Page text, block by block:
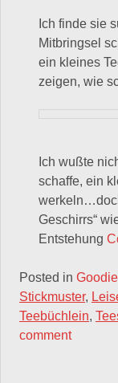
Ich finde sie
Mitbringsel
ein kleines
zeigen, wie
Ich wußte
schaffe, ein
Geschirrs“
Entstehung
Posted in
Stickmuster,
Teebüchlein,
comment